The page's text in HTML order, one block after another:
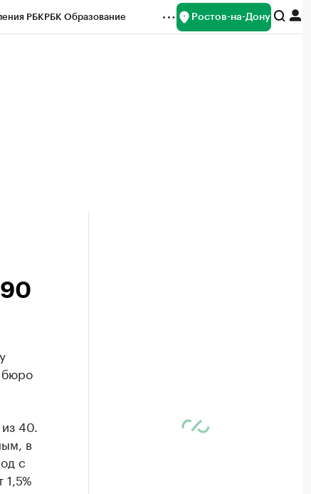
РБКРБК Образование Ростов-на-Дону
40.
в
с
1,5%